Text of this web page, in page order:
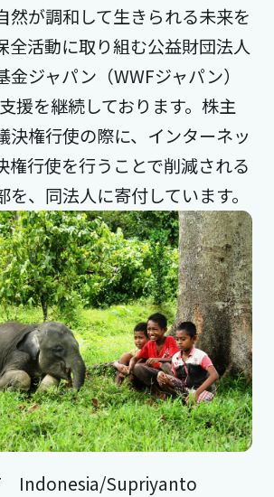
然が調和して生きられる未来を
全活動に取り組む公益財団法人
ジャパン（WWFジャパン）
援を継続しております。株主
決権行使の際に、インターネッ
権行使を行うことで削減される
、同法人に寄付しています。
Indonesia/Supriyanto